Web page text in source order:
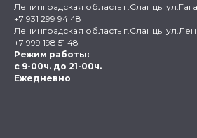
Ленинградская область г.Сланцы
+7 931 299 94 48
Ленинградская область г.Сланцы
+7 999 198 51 48
Режим работы:
с 9-00ч. до 21-00ч.
Ежедневно